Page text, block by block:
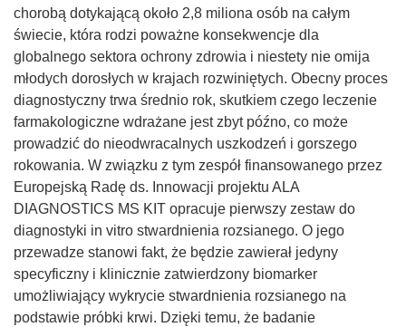
chorobą dotykającą około 2,8 miliona osób na całym
świecie, która rodzi poważne konsekwencje dla
globalnego sektora ochrony zdrowia i niestety nie omija
młodych dorosłych w krajach rozwiniętych. Obecny proces
diagnostyczny trwa średnio rok, skutkiem czego leczenie
farmakologiczne wdrażane jest zbyt późno, co może
prowadzić do nieodwracalnych uszkodzeń i gorszego
rokowania. W związku z tym zespół finansowanego przez
Europejską Radę ds. Innowacji projektu ALA
DIAGNOSTICS MS KIT opracuje pierwszy zestaw do
diagnostyki in vitro stwardnienia rozsianego. O jego
przewadze stanowi fakt, że będzie zawierał jedyny
specyficzny i klinicznie zatwierdzony biomarker
umożliwiający wykrycie stwardnienia rozsianego na
podstawie próbki krwi. Dzięki temu, że badanie